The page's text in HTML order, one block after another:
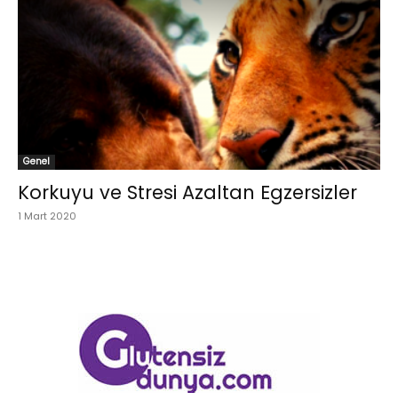
Genel
Korkuyu ve Stresi Azaltan Egzersizler
1 Mart 2020